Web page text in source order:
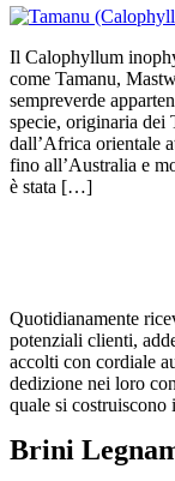
Il Calophyllum
come Tamanu,
sempreverde
specie, originaria dei
dall’Africa orientale
fino all’Australia e
è stata […]
Quotidianamente
potenziali clienti,
accolti con cordiale
dedizione nei loro
quale si
Brini